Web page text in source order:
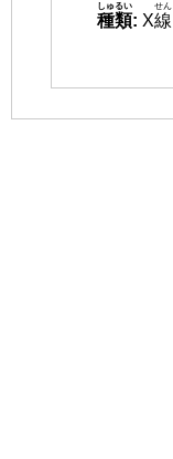
種類
しゅるい
: X線
せん